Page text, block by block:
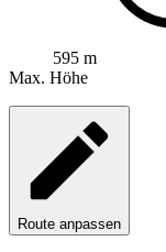
595 m
Max. Höhe
Route anpassen